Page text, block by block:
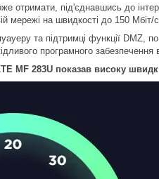
отримати, під'єднавшись до
мережі на швидкості до 150 Мбіт/
та підтримці функції DMZ,
програмного
MF 283U показав високу